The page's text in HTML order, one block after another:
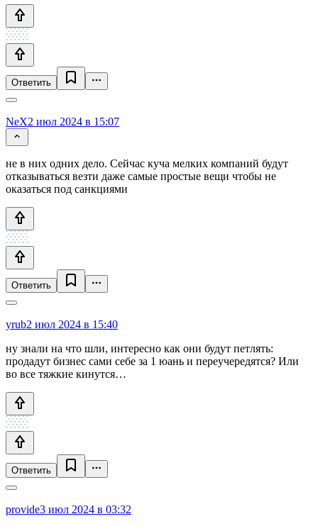
Ответить
NeX2 июл 2024 в 15:07
не в них одних дело. Сейчас куча мелких компаний будут
отказываться везти даже самые простые вещи чтобы не
оказаться под санкциями
Ответить
yrub2 июл 2024 в 15:40
ну знали на что шли, интересно как они будут петлять:
продадут бизнес сами себе за 1 юань и переучередятся? Или
во все тяжкие кинутся…
Ответить
provide3 июл 2024 в 03:32